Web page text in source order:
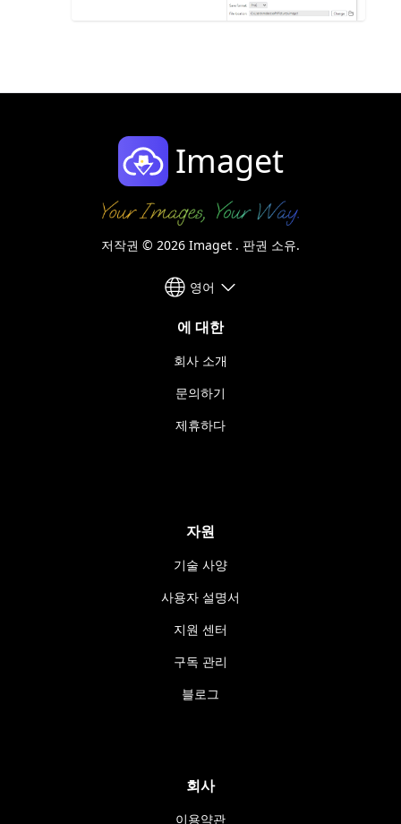
Imaget
저작권 © 2026 Imaget . 판권 소유.
영어
에 대한
회사 소개
문의하기
제휴하다
자원
기술 사양
사용자 설명서
지원 센터
구독 관리
블로그
회사
이용약관